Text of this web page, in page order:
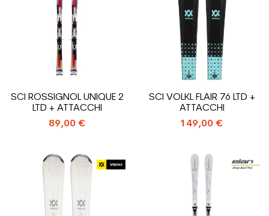
SCI ROSSIGNOL UNIQUE 2
LTD + ATTACCHI
89,00 €
SCI VOLKL FLAIR 76 LTD +
ATTACCHI
149,00 €